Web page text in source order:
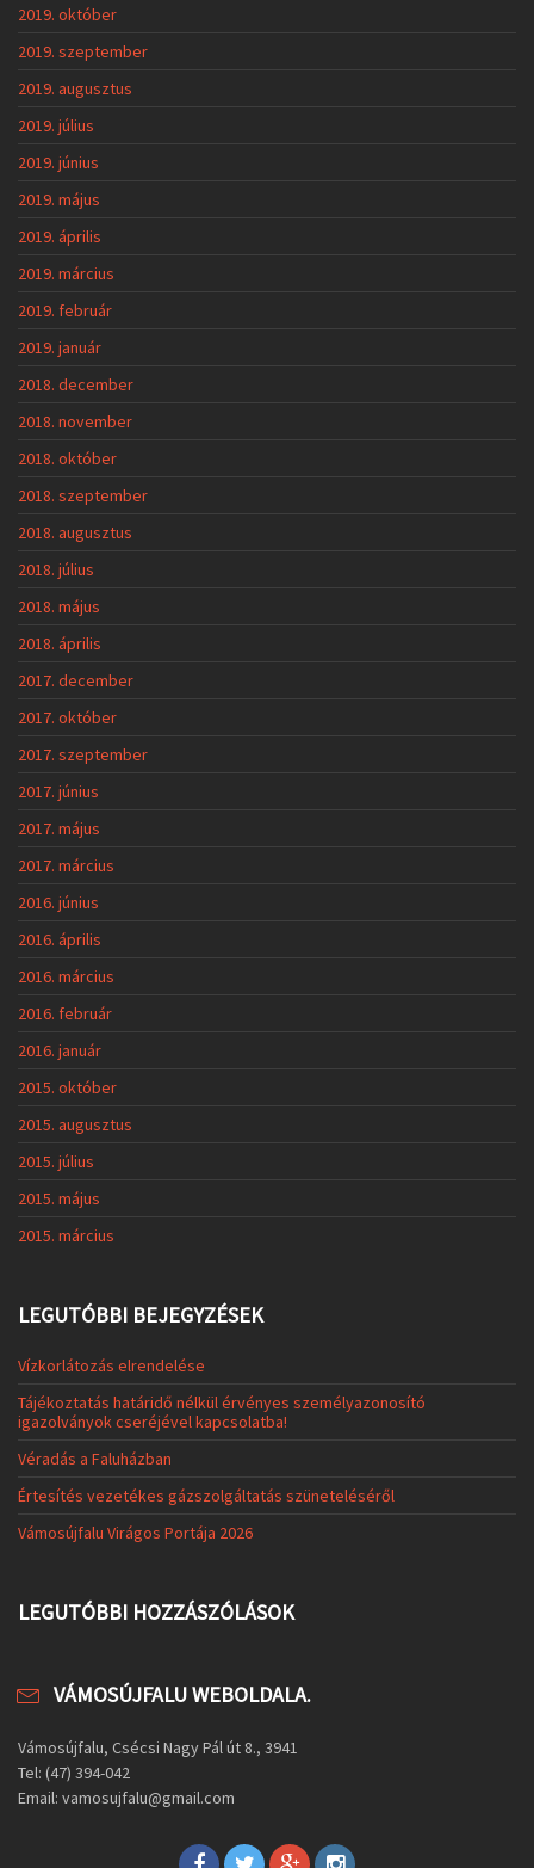
2019. október
2019. szeptember
2019. augusztus
2019. július
2019. június
2019. május
2019. április
2019. március
2019. február
2019. január
2018. december
2018. november
2018. október
2018. szeptember
2018. augusztus
2018. július
2018. május
2018. április
2017. december
2017. október
2017. szeptember
2017. június
2017. május
2017. március
2016. június
2016. április
2016. március
2016. február
2016. január
2015. október
2015. augusztus
2015. július
2015. május
2015. március
LEGUTÓBBI BEJEGYZÉSEK
Vízkorlátozás elrendelése
Tájékoztatás határidő nélkül érvényes személyazonosító
igazolványok cseréjével kapcsolatba!
Véradás a Faluházban
Értesítés vezetékes gázszolgáltatás szüneteléséről
Vámosújfalu Virágos Portája 2026
LEGUTÓBBI HOZZÁSZÓLÁSOK
VÁMOSÚJFALU WEBOLDALA.
Vámosújfalu, Csécsi Nagy Pál út 8., 3941
Tel: (47) 394-042
Email: vamosujfalu@gmail.com